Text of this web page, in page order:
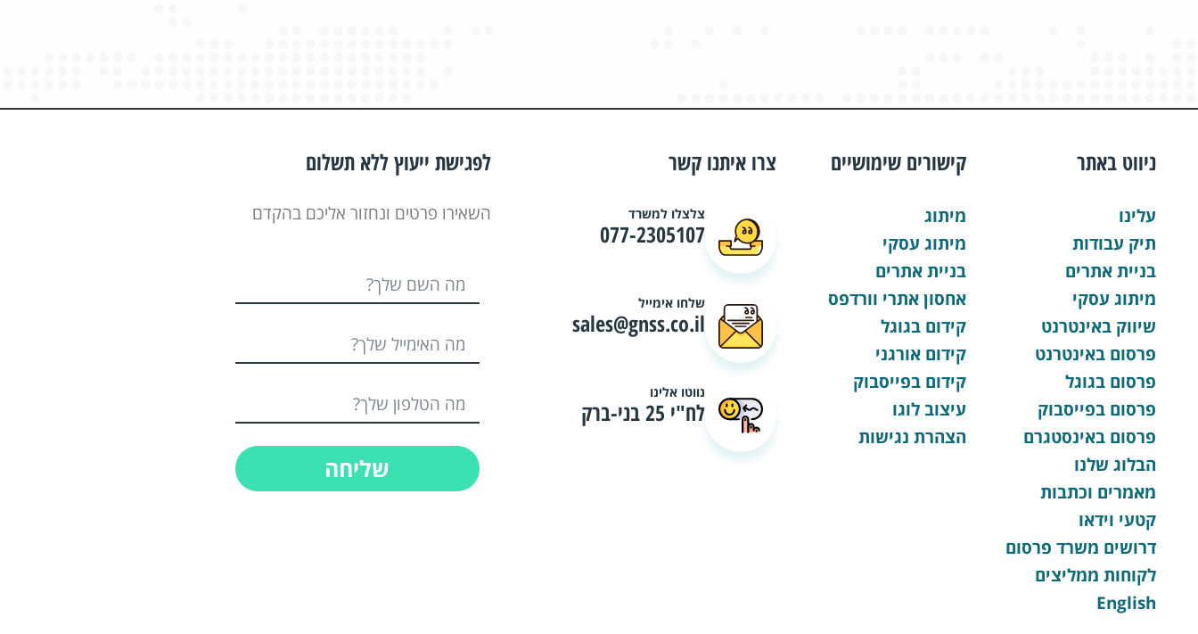
ניווט באתר
עלינו
תיק עבודות
בניית אתרים
מיתוג עסקי
שיווק באינטרנט
פרסום באינטרנט
פרסום בגוגל
פרסום בפייסבוק
פרסום באינסטגרם
הבלוג שלנו
מאמרים וכתבות
קטעי וידאו
דרושים משרד פרסום
לקוחות ממליצים
English
קישורים שימושיים
מיתוג
מיתוג עסקי
בניית אתרים
אחסון אתרי וורדפס
קידום בגוגל
קידום אורגני
קידום בפייסבוק
עיצוב לוגו
הצהרת נגישות
צרו איתנו קשר
צלצלו למשרד
077-2305107
שלחו אימייל
sales@gnss.co.il
נווטו אלינו
לח"י 25 בני-ברק
לפגישת ייעוץ ללא תשלום
השאירו פרטים ונחזור אליכם בהקדם
שליחה